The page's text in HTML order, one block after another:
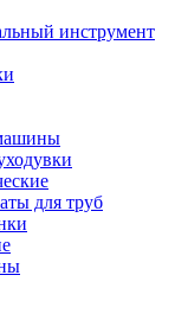
инструмент
для труб